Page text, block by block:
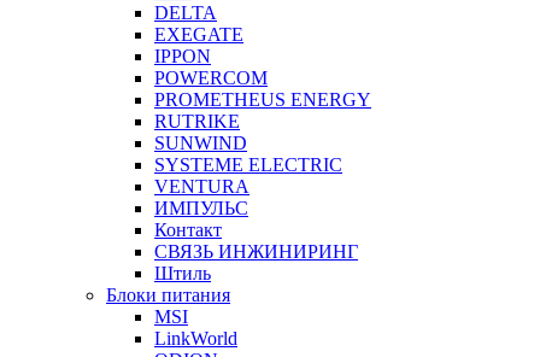
DELTA
EXEGATE
IPPON
POWERCOM
PROMETHEUS ENERGY
RUTRIKE
SUNWIND
SYSTEME ELECTRIC
VENTURA
ИМПУЛЬС
Контакт
СВЯЗЬ ИНЖИНИРИНГ
Штиль
Блоки питания
MSI
LinkWorld